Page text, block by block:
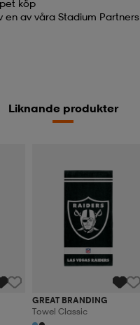
köp
en av våra Stadium Partners
Liknande produkter
GREAT BRANDING
Towel Classic